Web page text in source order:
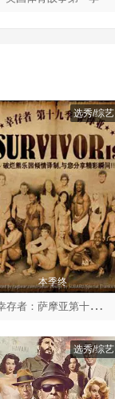
本季终
选秀/综艺
幸
存者：萨摩亚第十九季
选秀/综艺